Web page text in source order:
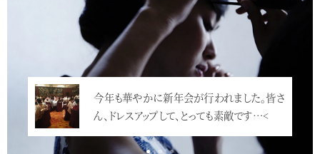
2020年も、毎年恒例の新年会を開催したし
ます。今年のテーマは、「好きなだけ髪を盛…